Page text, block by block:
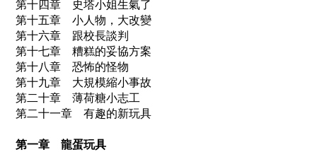
第十四章 史塔小姐生氣了
第十五章 小人物，大改變
第十六章 跟校長談判
第十七章 糟糕的妥協方案
第十八章 恐怖的怪物
第十九章 大規模縮小事故
第二十章 薄荷糖小志工
第二十一章 有趣的新玩具
第一章 龍蛋玩具